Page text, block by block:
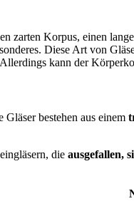
zarten Korpus, einen
Diese Art von
kann der
bestehen aus einem
die ausgefallen,